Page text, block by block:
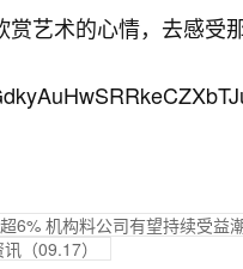
赏艺术的心情，去感受
6% 机构料公司有望持续受益
（09.17）